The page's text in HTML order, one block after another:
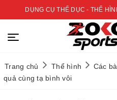
DỤNG CỤ THỂ DỤC - THỂ
Trang chủ Thể hình
Các
quả cùng tạ bình vôi